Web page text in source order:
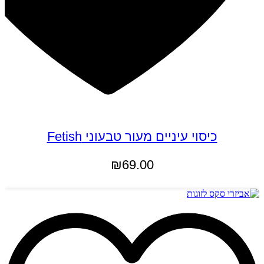
כיסוי עיניים מעור טבעוני Fetish
₪69.00